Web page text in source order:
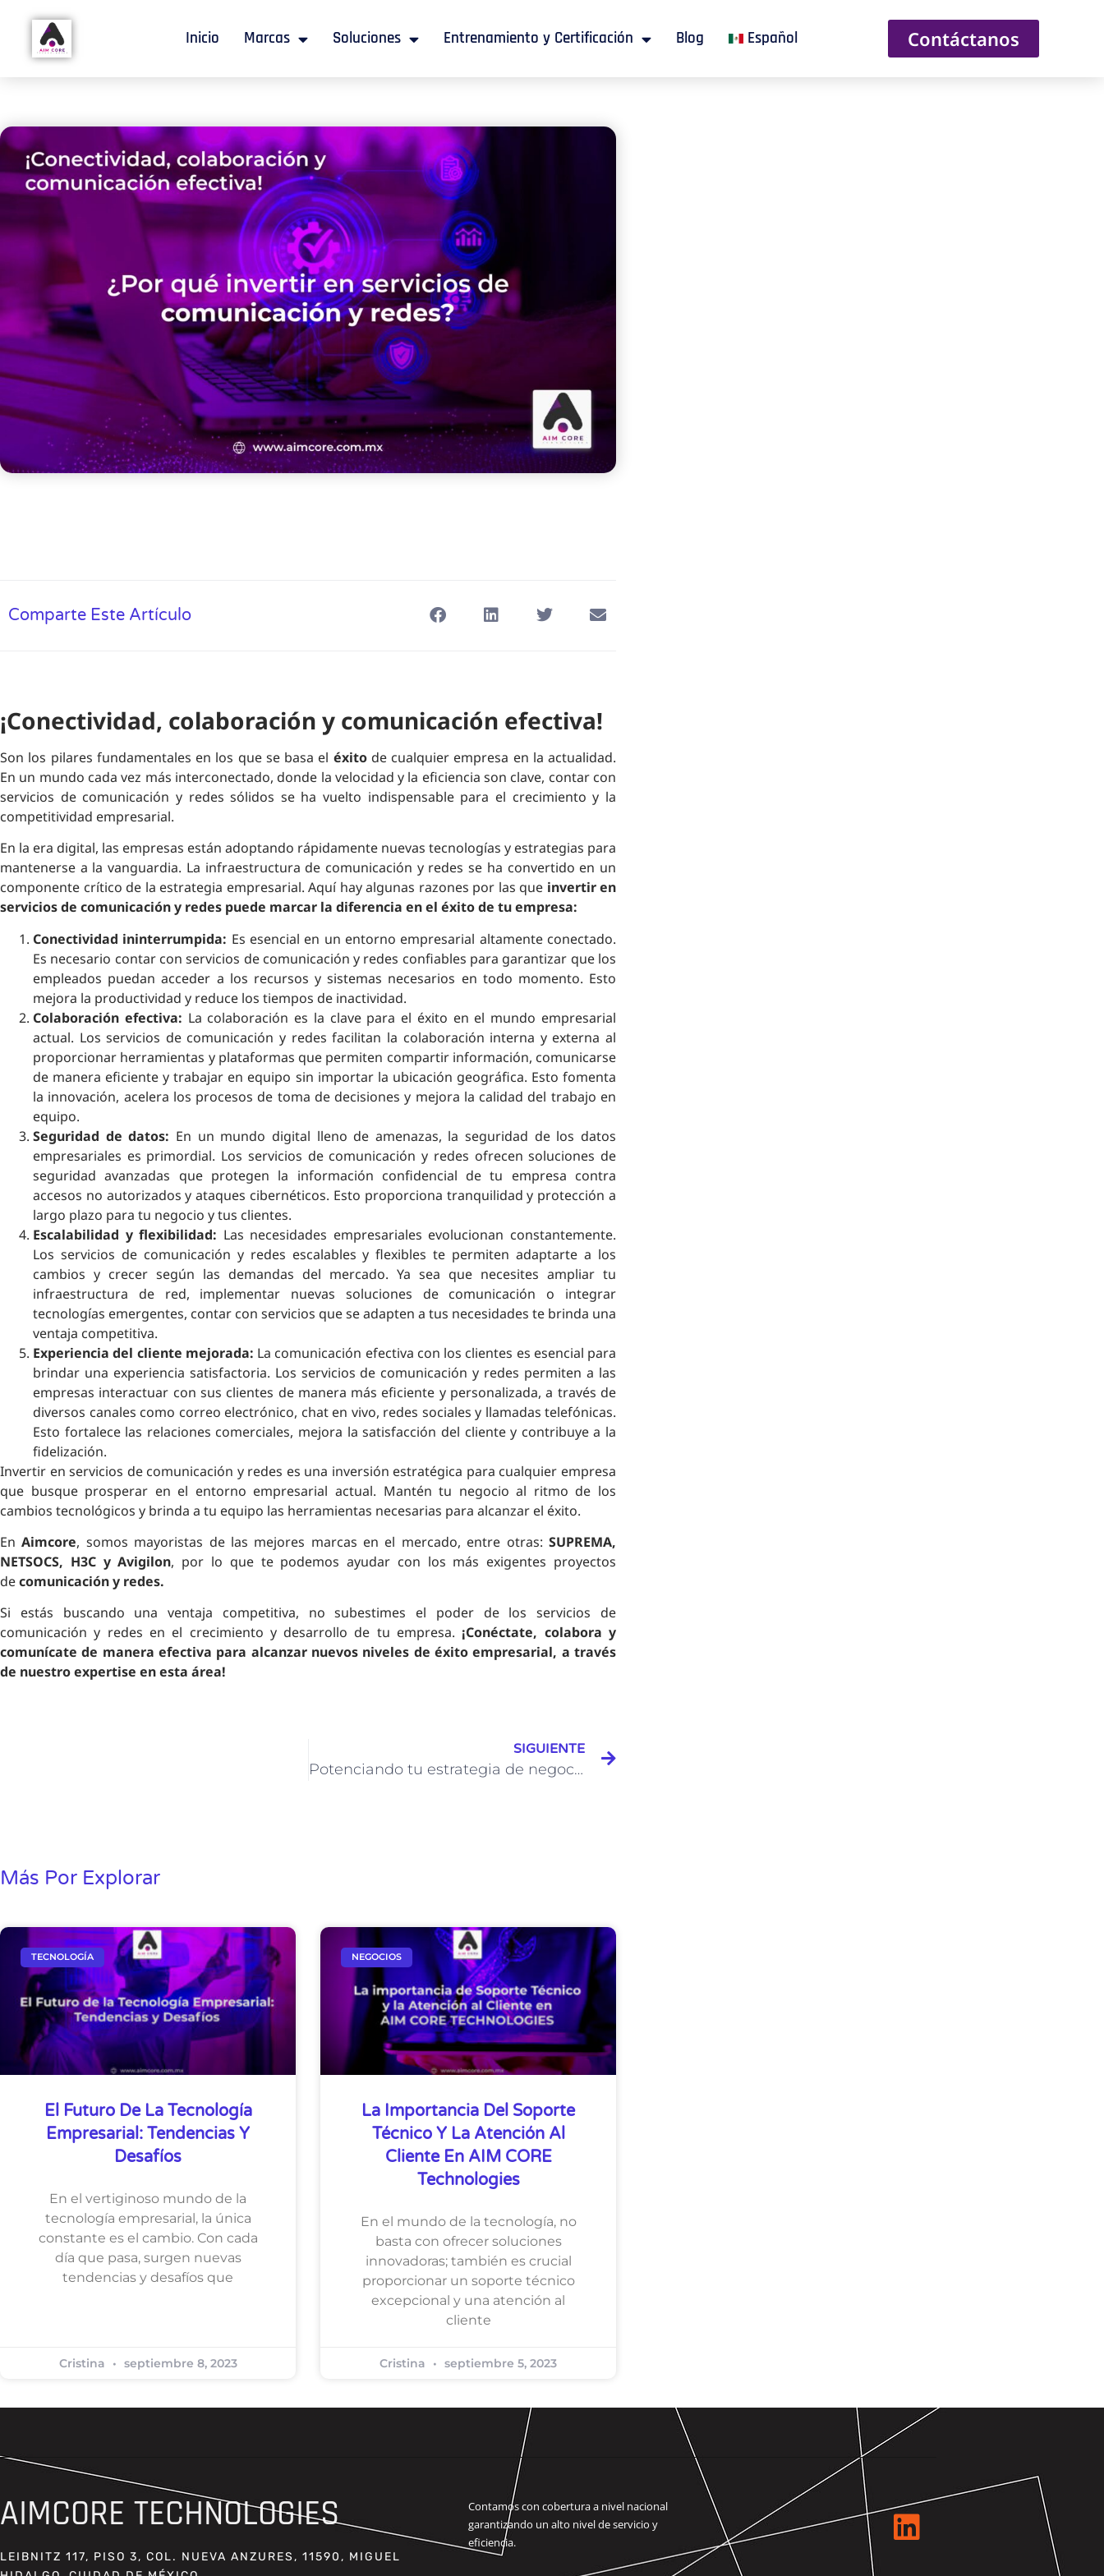
Inicio Marcas Soluciones Entrenamiento y Certificación Blog Español Contáctanos
Comparte Este Artículo
¡Conectividad, colaboración y comunicación efectiva!
Son los pilares fundamentales en los que se basa el éxitode cualquier empresa en la actualidad.
En un mundo cada vez más interconectado, donde la velocidad y la eficiencia son clave, contar con
servicios de comunicación y redes sólidos se ha vuelto indispensable para el crecimiento y la
competitividad empresarial.
En la era digital, las empresas están adoptando rápidamente nuevas tecnologías y estrategias para
mantenerse a la vanguardia. La infraestructura de comunicación y redes se ha convertido en un
componente crítico de la estrategia empresarial. Aquí hay algunas razones por las que invertir en
servicios de comunicación y redes puede marcar la diferencia en el éxito de tu empresa:
Conectividad ininterrumpida: Es esencial en un entorno empresarial altamente conectado.
Es necesario contar con servicios de comunicación y redes confiables para garantizar que los
empleados puedan acceder a los recursos y sistemas necesarios en todo momento. Esto
mejora la productividad y reduce los tiempos de inactividad.
Colaboración efectiva: La colaboración es la clave para el éxito en el mundo empresarial
actual. Los servicios de comunicación y redes facilitan la colaboración interna y externa al
proporcionar herramientas y plataformas que permiten compartir información, comunicarse
de manera eficiente y trabajar en equipo sin importar la ubicación geográfica. Esto fomenta
la innovación, acelera los procesos de toma de decisiones y mejora la calidad del trabajo en
equipo.
Seguridad de datos: En un mundo digital lleno de amenazas, la seguridad de los datos
empresariales es primordial. Los servicios de comunicación y redes ofrecen soluciones de
seguridad avanzadas que protegen la información confidencial de tu empresa contra
accesos no autorizados y ataques cibernéticos. Esto proporciona tranquilidad y protección a
largo plazo para tu negocio y tus clientes.
Escalabilidad y flexibilidad: Las necesidades empresariales evolucionan constantemente.
Los servicios de comunicación y redes escalables y flexibles te permiten adaptarte a los
cambios y crecer según las demandas del mercado. Ya sea que necesites ampliar tu
infraestructura de red, implementar nuevas soluciones de comunicación o integrar
tecnologías emergentes, contar con servicios que se adapten a tus necesidades te brinda una
ventaja competitiva.
Experiencia del cliente mejorada: La comunicación efectiva con los clientes es esencial para
brindar una experiencia satisfactoria. Los servicios de comunicación y redes permiten a las
empresas interactuar con sus clientes de manera más eficiente y personalizada, a través de
diversos canales como correo electrónico, chat en vivo, redes sociales y llamadas telefónicas.
Esto fortalece las relaciones comerciales, mejora la satisfacción del cliente y contribuye a la
fidelización.
Invertir en servicios de comunicación y redes es una inversión estratégica para cualquier empresa
que busque prosperar en el entorno empresarial actual. Mantén tu negocio al ritmo de los
cambios tecnológicos y brinda a tu equipo las herramientas necesarias para alcanzar el éxito.
EnAimcore, somos mayoristas de las mejores marcas en el mercado, entre otras:SUPREMA,
NETSOCS, H3C y Avigilon, por lo que te podemos ayudar con los más exigentes proyectos
decomunicación y redes.
Si estás buscando una ventaja competitiva, no subestimes el poder de los servicios de
comunicación y redes en el crecimiento y desarrollo de tu empresa. ¡Conéctate, colabora y
comunícate de manera efectiva para alcanzar nuevos niveles de éxito empresarial, a través
de nuestro expertise en esta área!
SIGUIENTE
Potenciando tu estrategia de negocios con AIMCORE: Soluciones innovadoras a tu alcance
Más Por Explorar
TECNOLOGÍA
El Futuro De La Tecnología
Empresarial: Tendencias Y
Desafíos
En el vertiginoso mundo de la
tecnología empresarial, la única
constante es el cambio. Con cada
día que pasa, surgen nuevas
tendencias y desafíos que
Cristina septiembre 8, 2023
NEGOCIOS
La Importancia Del Soporte
Técnico Y La Atención Al
Cliente En AIM CORE
Technologies
En el mundo de la tecnología, no
basta con ofrecer soluciones
innovadoras; también es crucial
proporcionar un soporte técnico
excepcional y una atención al
cliente
Cristina septiembre 5, 2023
AIMCORE TECHNOLOGIES
LEIBNITZ 117, PISO 3, COL. NUEVA ANZURES, 11590, MIGUEL
Contamos con cobertura a nivel nacional
garantizando un alto nivel de servicio y
eficiencia.